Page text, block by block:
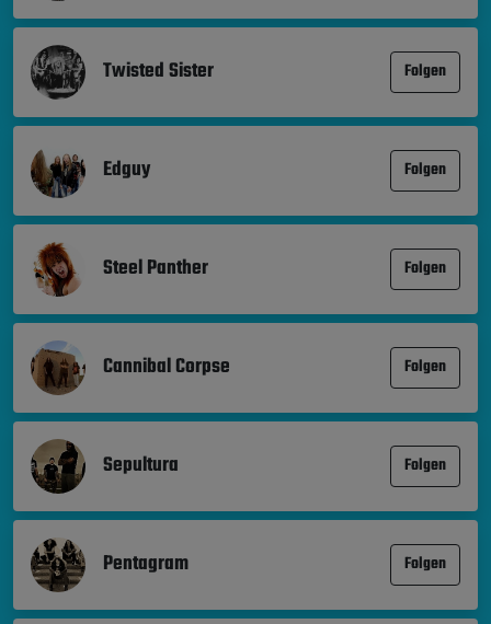
Twisted Sister Folgen
Edguy Folgen
Steel Panther Folgen
Cannibal Corpse Folgen
Sepultura Folgen
Pentagram Folgen